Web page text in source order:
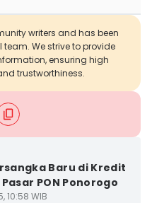
writers and has been
We strive to provide
ensuring high
trustworthiness.
Baru di Kredit
PON Ponorogo
10:58 WIB